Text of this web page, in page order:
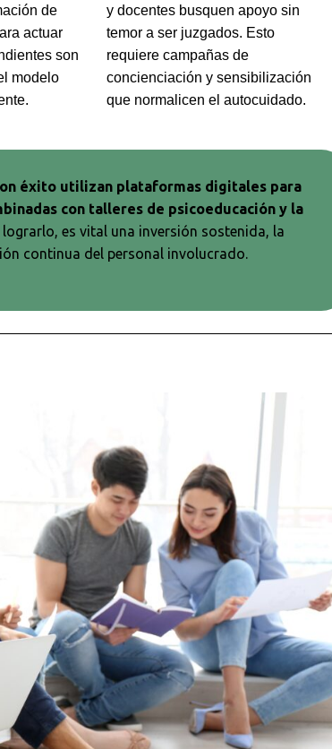
de
actuar
son
modelo
y docentes busquen apoyo sin
temor a ser juzgados. Esto
requiere campañas de
concienciación y sensibilización
que normalicen el autocuidado.
éxito utilizan plataformas digitales para
con talleres de psicoeducación y la
es vital una inversión sostenida, la
continua del personal involucrado.